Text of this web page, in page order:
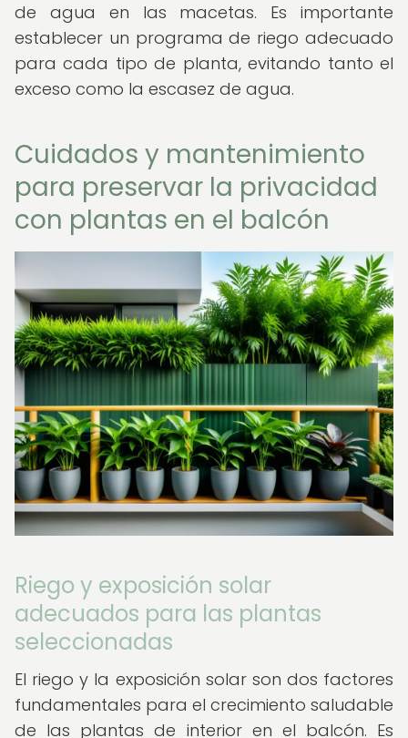
de agua en las macetas. Es importante
establecer un programa de riego adecuado
para cada tipo de planta, evitando tanto el
exceso como la escasez de agua.
Cuidados y mantenimiento
para preservar la privacidad
con plantas en el balcón
Riego y exposición solar
adecuados para las plantas
seleccionadas
El riego y la exposición solar son dos factores
fundamentales para el crecimiento saludable
de las plantas de interior en el balcón. Es